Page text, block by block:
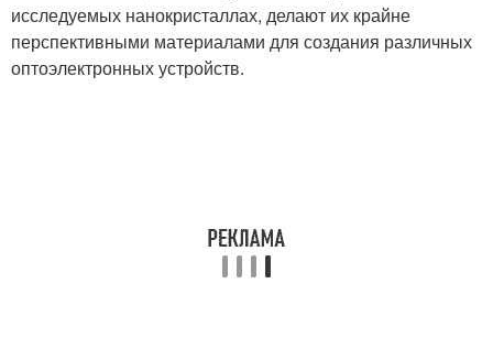
исследуемых нанокристаллах, делают их крайне
перспективными материалами для создания различных
оптоэлектронных устройств.